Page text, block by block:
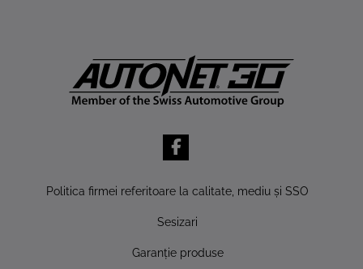
Politica firmei referitoare la calitate, mediu şi SSO
Sesizari
Garanţie produse